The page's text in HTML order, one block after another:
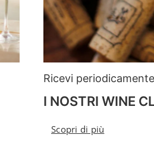
Ricevi
I NOSTRI WINE
Scopri di più